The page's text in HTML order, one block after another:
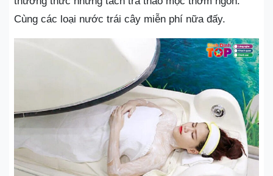
Cùng các loại nước trái cây miễn phí nữa đấy.